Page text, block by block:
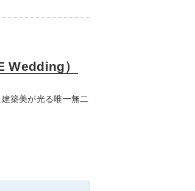
Wedding）
築美が光る唯一無二
をお届けします。
の記憶に一生残る特